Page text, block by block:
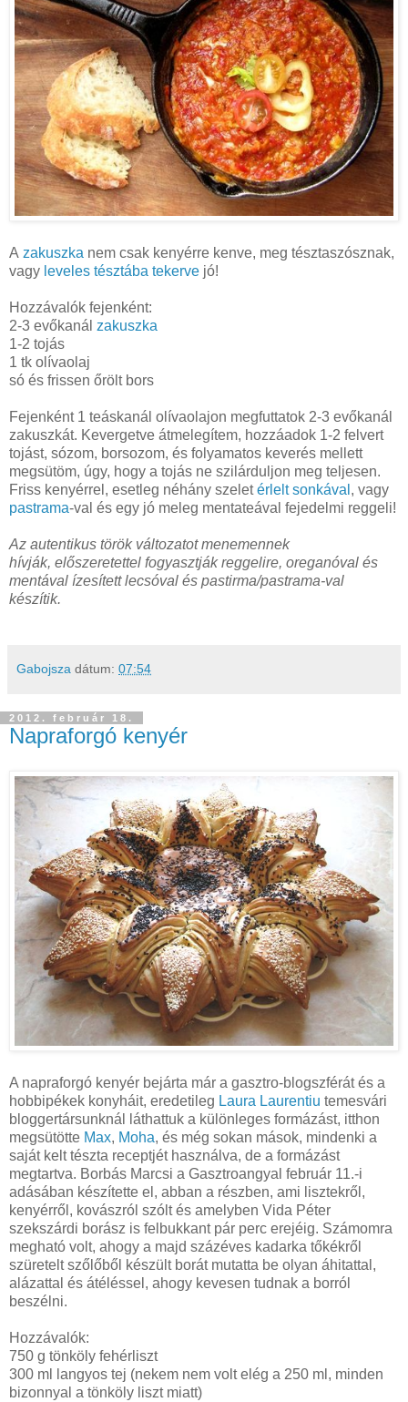
A zakuszka nem csak kenyérre kenve, meg tésztaszósznak,
vagy leveles tésztába tekerve jó!
Hozzávalók fejenként:
2-3 evőkanál zakuszka
1-2 tojás
1 tk olívaolaj
só és frissen őrölt bors
Fejenként 1 teáskanál olívaolajon megfuttatok 2-3 evőkanál
zakuszkát. Kevergetve átmelegítem, hozzáadok 1-2 felvert
tojást, sózom, borsozom, és folyamatos keverés mellett
megsütöm, úgy, hogy a tojás ne szilárduljon meg teljesen.
Friss kenyérrel, esetleg néhány szeletérlelt sonkával , vagy
pastrama-val és egy jó meleg mentateával fejedelmi reggeli!
Az autentikus török változatot menemennek
hívják, előszeretettel fogyasztják reggelire, oreganóval és
mentával ízesített lecsóval és pastirma/pastrama-val
készítik.
Gabojsza dátum: 07:54
2012. február 18.
Napraforgó kenyér
A napraforgó kenyér bejárta már a gasztro-blogszférát és a
hobbipékek konyháit, eredetileg Laura Laurentiu temesvári
bloggertársunknál láthattuk a különleges formázást, itthon
megsütötte Max, Moha, és még sokan mások, mindenki a
saját kelt tészta receptjét használva, de a formázást
megtartva. Borbás Marcsi a Gasztroangyal február 11.-i
adásában készítette el, abban a részben, ami lisztekről,
kenyérről, kovászról szólt és amelyben Vida Péter
szekszárdi borász is felbukkant pár perc erejéig. Számomra
megható volt, ahogy a majd százéves kadarka tőkékről
szüretelt szőlőből készült borát mutatta be olyan áhitattal,
alázattal és átéléssel, ahogy kevesen tudnak a borról
beszélni.
Hozzávalók:
750 g tönköly fehérliszt
300 ml langyos tej (nekem nem volt elég a 250 ml, minden
bizonnyal a tönköly liszt miatt)